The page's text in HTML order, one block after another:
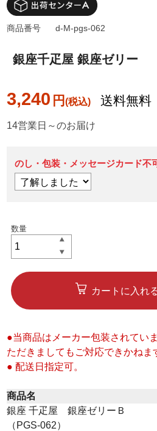
銀座千疋屋 銀座ゼリー
3,240 円 送料無料
商品番号 d-M-pgs-062
14営業日～のお届け
のし・包装・メッセージカード不
カートに入れ
●当商品はメーカー包装されてい
ただきましてもご対応できかねま
● 配送日指定可。
商品名
銀座 千疋屋 銀座ゼリーＢ
（PGS-062）